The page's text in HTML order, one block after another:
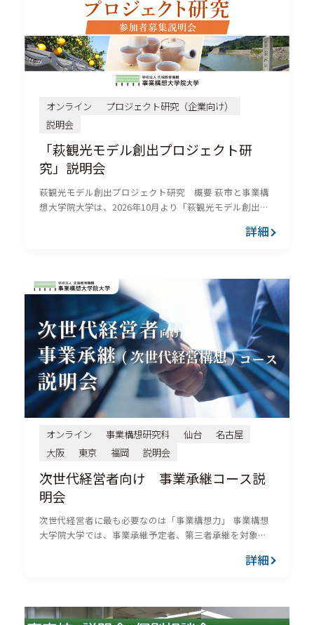
オンライン
プロジェクト研究（企業向け）
説明会
「萩観光モデル創出プロジェクト研
究」説明会
萩観光モデル創出プロジェクト研究 概要 萩市と事業構
想大学院大学は、2026年10月より「萩観光モデル創出プ
では、公募により集まった研究員が萩市の抱える観光課
詳細
オンライン 事業構想研究科 仙台
名古屋
大阪
東京 福岡 説明会
次世代経営者向け 事業承継コース説
明会
次世代経営者に最も必要なのは「事業構想力」 事業構想
大学院大学では、事業承継予定者、第三者承継を対象と
在の日本では、永年にわたり黒字経営を継続しているに
詳細